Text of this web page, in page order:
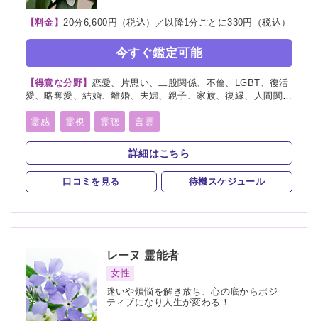
【料金】20分6,600円（税込）／以降1分ごとに330円（税込）
今すぐ鑑定可能
【得意な分野】 恋愛、片思い、二股関係、不倫、LGBT、復活
愛、略奪愛、結婚、離婚、夫婦、親子、家族、復縁、人間関
霊感
霊視 霊聴 言霊
スピリチュアルカウンセリング
詳細はこちら
口コミを見る 待機スケジュール
レーヌ 霊能者
女性
迷いや煩悩を解き放ち、心の底からポジ
ティブになり人生が変わる！